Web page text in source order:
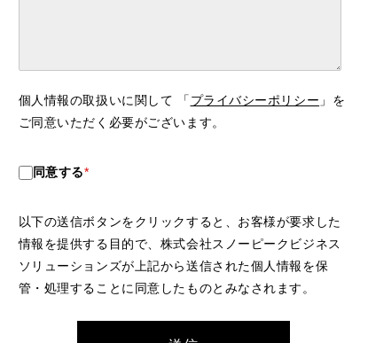
個人情報の取扱いに関して 「 プライバシーポリシー 」を
ご同意いただく必要がございます。
同意する*
以下の送信ボタンをクリックすると、お客様が要求した
情報を提供する目的で、株式会社スノーピークビジネス
ソリューションズが上記から送信された個人情報を保
管・処理することに同意したものとみなされます。